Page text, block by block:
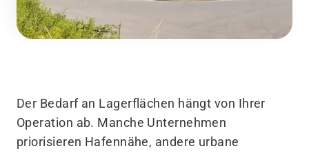
Der Bedarf an Lagerflächen hängt von Ihrer
Operation ab. Manche Unternehmen
priorisieren Hafennähe, andere urbane